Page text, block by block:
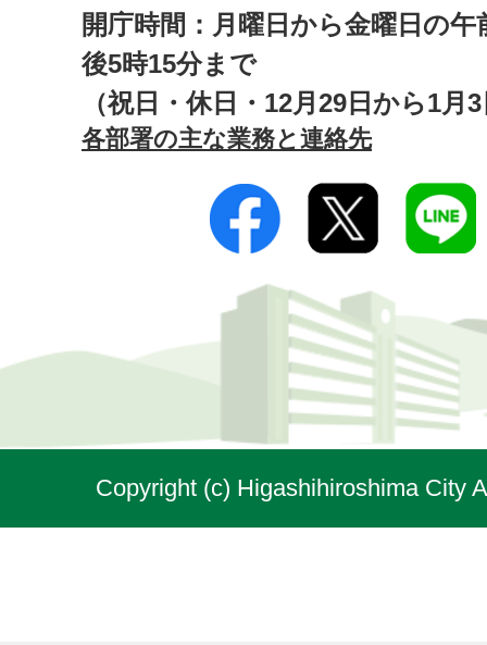
開庁時間：月曜日から金曜日の午
後5時15分まで
（祝日・休日・12月29日から1月
各部署の主な業務と連絡先
Copyright (c) Higashihiroshima City